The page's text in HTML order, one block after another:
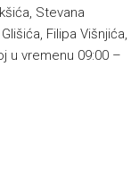
Stevana
Filipa Višnjića,
u vremenu 09:00 –